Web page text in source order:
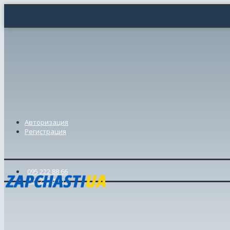
Авторизация
Регистрация
095 222 88 66
098 239 46 57